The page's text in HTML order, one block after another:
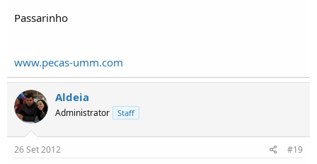
Passarinho
www.pecas-umm.com
Aldeia
Administrator Staff
26 Set 2012 #19